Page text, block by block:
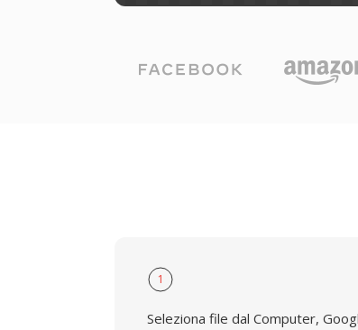
1
Seleziona file dal Computer,